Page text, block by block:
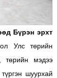
Бүрэн эрхт
Улс төрийн
төрийн мэдээ
шуурхай